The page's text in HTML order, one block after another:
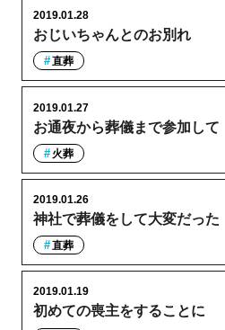
おじいちゃんとのお別れ
2019.01.28
直葬
お通夜から葬儀まで参加して
2019.01.27
火葬
神社で葬儀をして大変だった
2019.01.26
直葬
初めての喪主をすることに
2019.01.19